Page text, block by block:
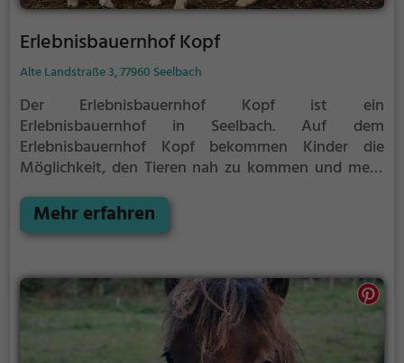
Erlebnisbauernhof Kopf
Alte Landstraße 3, 77960 Seelbach
Der Erlebnisbauernhof Kopf ist ein
Erlebnisbauernhof in Seelbach. Auf dem
Erlebnisbauernhof Kopf bekommen Kinder die
Möglichkeit, den Tieren nah zu kommen und mehr
das Leben auf dem Bauernhof zu lernen.
Mehr erfahren